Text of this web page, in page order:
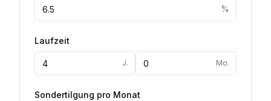
%
Laufzeit
J. Mo.
Sondertilgung pro Monat